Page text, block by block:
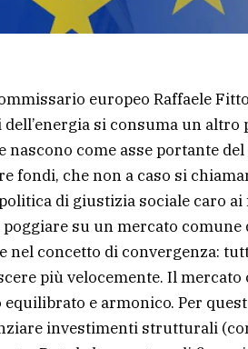
europeo Raffaele
dell’energia si consuma un
nascono come asse portante
fondi, che non a caso si
politica di giustizia sociale caro
su un mercato
nel concetto di convergenza:
più velocemente. Il
equilibrato e armonico. Per
investimenti strutturali